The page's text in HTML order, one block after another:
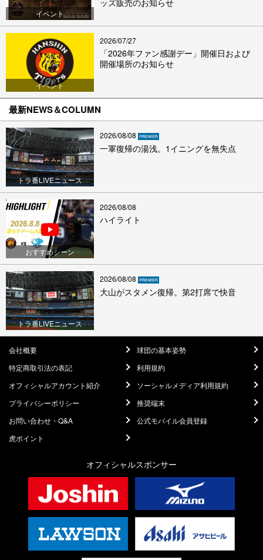
イベント
イベント
2026/07/27
「2026年ファン感謝デー」開催日および
開催場所のお知らせ
最新NEWS＆COLUMN
トラ番LIVEニュース
2026/08/08
一軍復帰の湯浅。1イニングを無失点
おすすめシーン
2026/08/08
ハイライト
トラ番LIVEニュース
2026/08/08
大山がスタメン復帰。第2打席で快音
会社概要
球団の基本姿勢
特定商取引法の表記
利用規約
オフィシャルアカウント紹介
ソーシャルメディア利用規約
プライバシーポリシー
推奨端末
お問い合わせ・Q&A
公式モバイル会員登録
虎ポイント
オフィシャルスポンサー